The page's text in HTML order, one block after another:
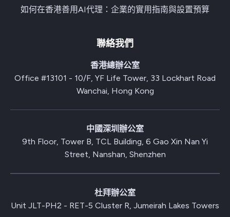
如何在香港善用AI代理：企業的實用指南與設置預算
聯絡我們
香港總辦公室
Office #13101 - 10/F, YF Life Tower, 33 Lockhart Road
Wanchai, Hong Kong
中國深圳辦公室
9th Floor, Tower B, TCL Building, 6 Gao Xin Nan Yi
Street, Nanshan, Shenzhen
杜拜辦公室
Unit JLT-PH2 - RET-5 Cluster R, Jumeirah Lakes Towers